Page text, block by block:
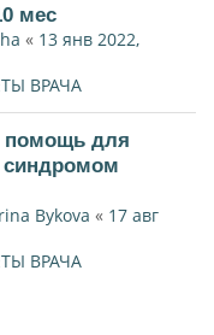
мес
« 13 янв 2022,
ВРАЧА
помощь для
синдромом
Bykova « 17 авг
ВРАЧА